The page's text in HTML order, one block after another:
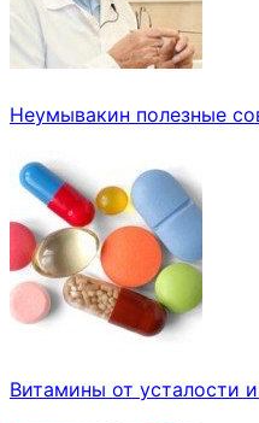
Неумывакин полезные
Витамины от усталости